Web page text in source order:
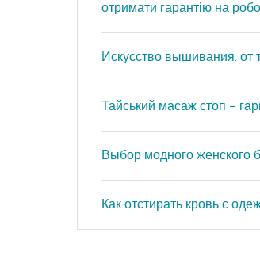
отримати гарантію на
Искусство вышивания: от
Тайський масаж стоп –
Выбор модного женского
Как отстирать кровь с